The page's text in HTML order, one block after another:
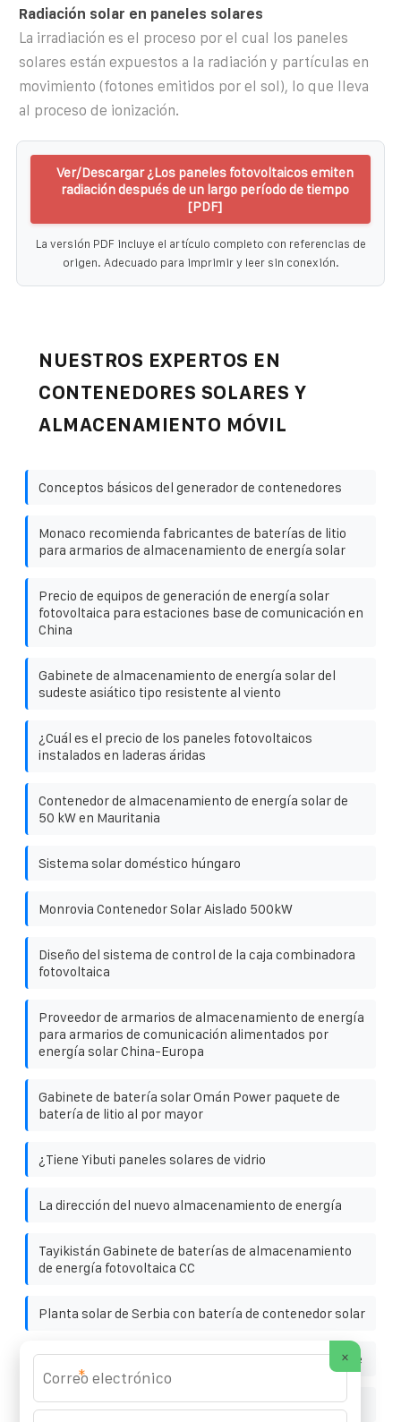
Radiación solar en paneles solares
La irradiación es el proceso por el cual los paneles
solares están expuestos a la radiación y partículas en
movimiento (fotones emitidos por el sol), lo que lleva
al proceso de ionización.
Ver/Descargar ¿Los paneles fotovoltaicos emiten
radiación después de un largo período de tiempo
[PDF]
La versión PDF incluye el artículo completo con referencias de
origen. Adecuado para imprimir y leer sin conexión.
NUESTROS EXPERTOS EN
CONTENEDORES SOLARES Y
ALMACENAMIENTO MÓVIL
Conceptos básicos del generador de contenedores
Monaco recomienda fabricantes de baterías de litio
para armarios de almacenamiento de energía solar
Precio de equipos de generación de energía solar
fotovoltaica para estaciones base de comunicación en
China
Gabinete de almacenamiento de energía solar del
sudeste asiático tipo resistente al viento
¿Cuál es el precio de los paneles fotovoltaicos
instalados en laderas áridas
Contenedor de almacenamiento de energía solar de
50 kW en Mauritania
Sistema solar doméstico húngaro
Monrovia Contenedor Solar Aislado 500kW
Diseño del sistema de control de la caja combinadora
fotovoltaica
Proveedor de armarios de almacenamiento de energía
para armarios de comunicación alimentados por
energía solar China-Europa
Gabinete de batería solar Omán Power paquete de
batería de litio al por mayor
¿Tiene Yibuti paneles solares de vidrio
La dirección del nuevo almacenamiento de energía
Tayikistán Gabinete de baterías de almacenamiento
de energía fotovoltaica CC
Planta solar de Serbia con batería de contenedor solar
Paneles solares pequeños para proyectos de bricolaje
Microrredes industriales de Letonia
×
*